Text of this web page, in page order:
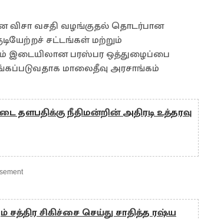
விசா வசதி வழங்குதல் தொடர்பான
சட்டங்கள் மற்றும்
இடையிலான பரஸ்பர ஒத்துழைப்பை
மாலைதீவு அரசாங்கம்
நீதிமன்றின் அதிரடி உத்தரவு
சத்திர சிகிச்சை செய்து சாதித்த ரஷ்ய